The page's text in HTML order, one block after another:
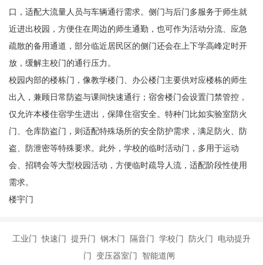
口，适配大流量人员与车辆通行需求。侧门与后门多服务于师生就
近进出校园，方便住在周边的师生通勤，也可作为活动分流、应急
疏散的备用通道，部分临近居民区的侧门还会在上下学高峰定时开
放，缓解主校门的通行压力。
校园内部的楼栋门，像教学楼门、办公楼门主要供对应楼栋的师生
出入，兼顾日常防盗与课间快速通行；宿舍楼门会设置门禁管控，
仅允许本楼住宿学生进出，保障住宿安全。特种门比如实验室防火
门、仓库防盗门，则适配特殊场所的安全防护需求，满足防火、防
盗、防泄密等特殊要求。此外，学校的临时活动门，多用于运动
会、招聘会等大型校园活动，方便临时疏导人流，适配阶段性使用
需求。
楼宇门
工业门 快速门 提升门 钢木门 隔音门 学校门 防火门 电动提升
门 变压器室门 智能道闸